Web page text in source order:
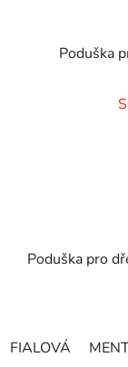
Poduška
Poduška pro
FIALOVÁ